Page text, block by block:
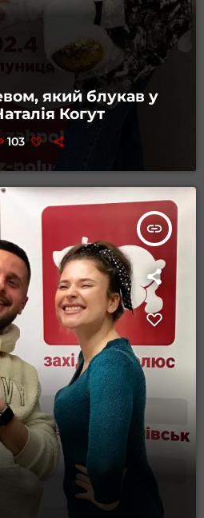
який блукав у
Когут
103
insert_link